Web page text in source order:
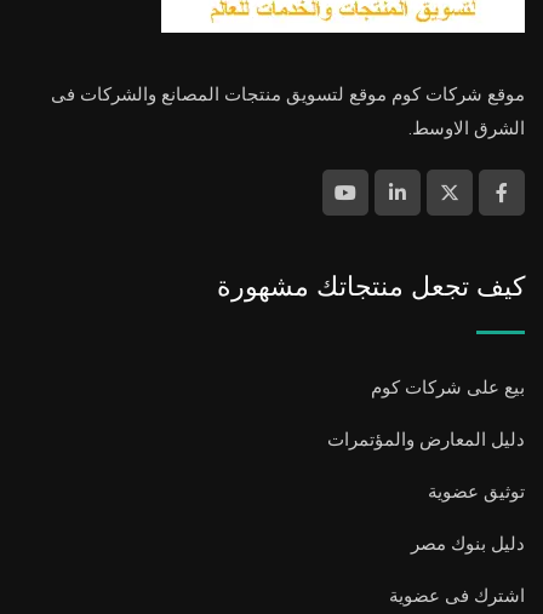
موقع شركات كوم موقع لتسويق منتجات المصانع والشركات فى
الشرق الاوسط.
كيف تجعل منتجاتك مشهورة
بيع على شركات كوم
دليل المعارض والمؤتمرات
توثيق عضوية
دليل بنوك مصر
اشترك فى عضوية